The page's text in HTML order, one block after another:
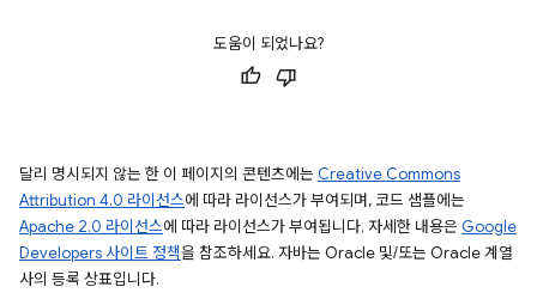
도움이 되었나요?
달리 명시되지 않는 한 이 페이지의 콘텐츠에는 Creative Commons
Attribution 4.0 라이선스에 따라 라이선스가 부여되며, 코드 샘플에는
Apache 2.0 라이선스에 따라 라이선스가 부여됩니다. 자세한 내용은 Google
Developers 사이트 정책을 참조하세요. 자바는 Oracle 및/또는 Oracle 계열
사의 등록 상표입니다.